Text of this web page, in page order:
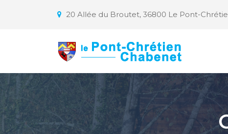
20 Allée du Broutet, 36800 Le Pont-